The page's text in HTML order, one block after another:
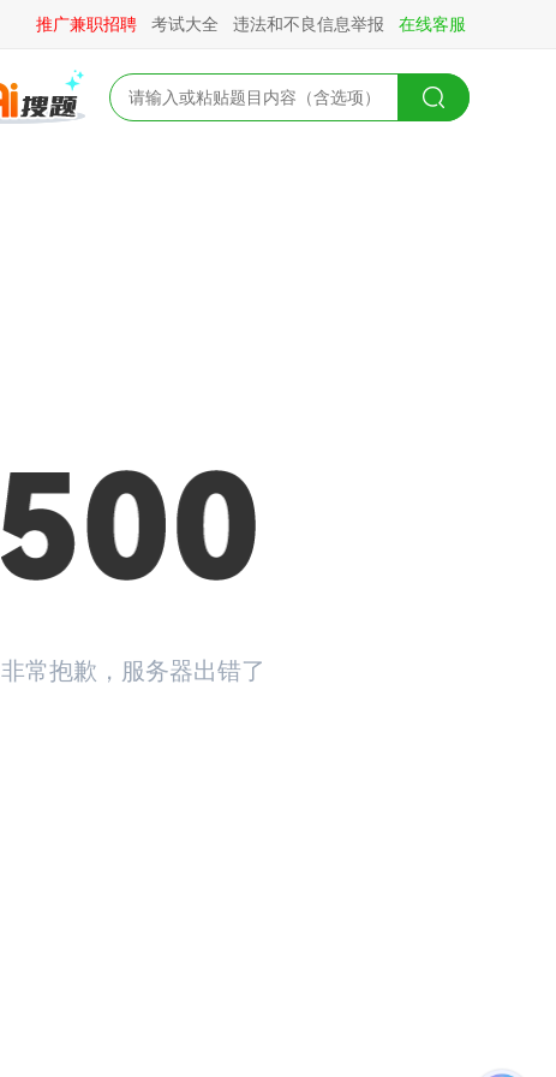
推广兼职招聘 考试大全 违法和不良信息举报 在线客服
非常抱歉，服务器出错了